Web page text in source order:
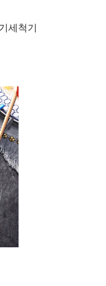
세척기